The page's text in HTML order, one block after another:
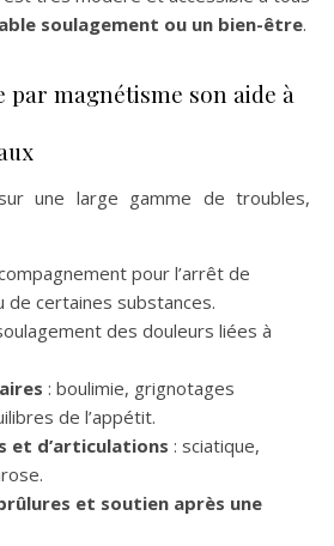
soulagement ou un bien-être.
magnétisme son aide à
une large gamme de troubles,
pour l’arrêt de
de certaines substances.
des douleurs liées à
: boulimie, grignotages
de l’appétit.
et d’articulations : sciatique,
et soutien après une